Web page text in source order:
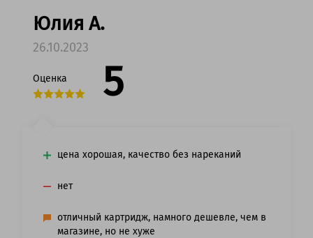
Юлия А.
26.10.2023
Оценка 5
цена хорошая, качество без нареканий
нет
отличный картридж, намного дешевле, чем в
магазине, но не хуже